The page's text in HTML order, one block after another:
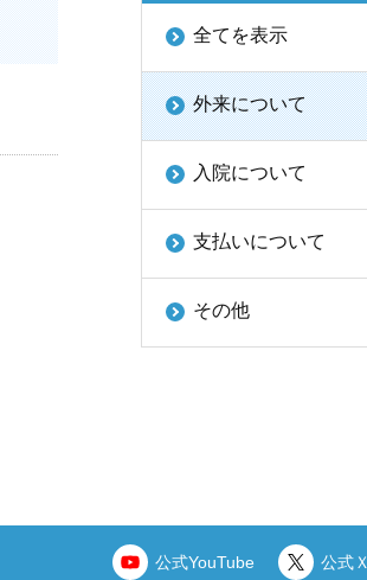
全てを表示
外来について
入院について
支払いについて
その他
公式YouTube 公式Ｘ